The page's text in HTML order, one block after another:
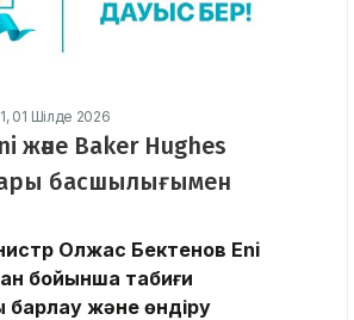
01 Шілде 2026
және Baker Hughes
басшылығымен
Олжас Бектенов Eni
бойынша табиғи
барлау және өндіру